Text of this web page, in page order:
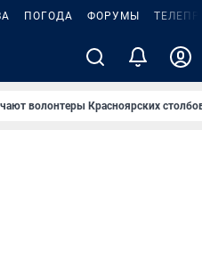
ПОГОДА ФОРУМЫ
волонтеры Красноярских